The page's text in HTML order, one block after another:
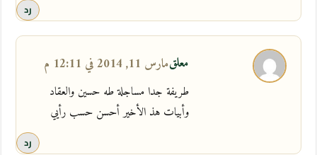
رد
معلقمارس 11, 2014 في 12:11 م
طريفة جدا مساجلة طه حسين والعقاد
وأبيات هذ الأخير أحسن حسب رأيي
رد